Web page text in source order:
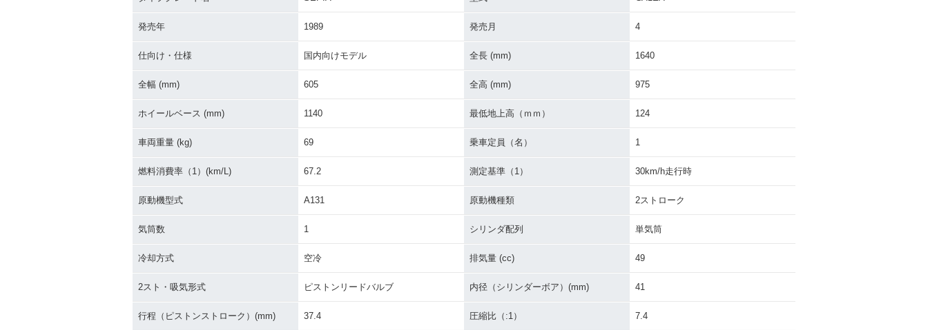
発売年 1989 発売月 4
仕向け・仕様 国内向けモデル 全長 (mm) 1640
全幅 (mm) 605 全高 (mm) 975
ホイールベース (mm) 1140 最低地上高（ｍｍ） 124
車両重量 (kg) 69 乗車定員（名） 1
燃料消費率（1）(km/L) 67.2 測定基準（1） 30km/h走行時
原動機型式 A131 原動機種類 2ストローク
気筒数 1 シリンダ配列 単気筒
冷却方式 空冷 排気量 (cc) 49
2スト・吸気形式 ピストンリードバルブ 内径（シリンダーボア）(mm) 41
行程（ピストンストローク）(mm) 37.4 圧縮比（:1） 7.4